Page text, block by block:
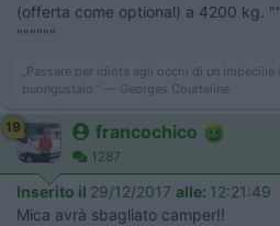
(offerta come optional) a 4200 kg.
""""""
„Passare per idiota agli occhi di un
buongustaio.“ — Georges Courteline
19 francochico
1287
Inserito il 29/12/2017 alle: 12:21:49
Mica avrà sbagliato camper!!